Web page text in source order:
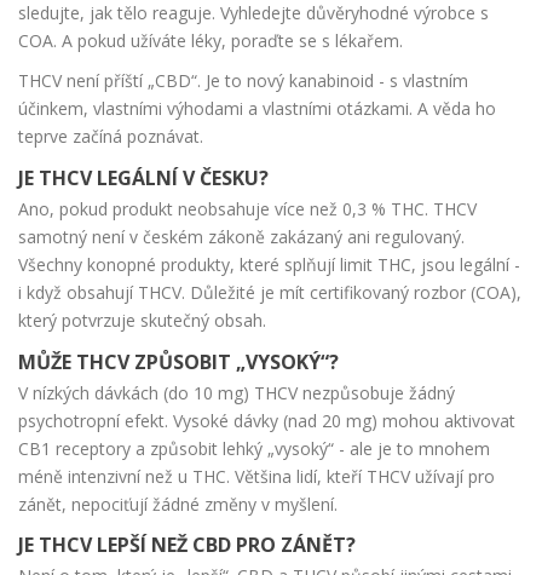
sledujte, jak tělo reaguje. Vyhledejte důvěryhodné výrobce s
COA. A pokud užíváte léky, poraďte se s lékařem.
THCV není příští „CBD“. Je to nový kanabinoid - s vlastním
účinkem, vlastními výhodami a vlastními otázkami. A věda ho
teprve začíná poznávat.
JE THCV LEGÁLNÍ V ČESKU?
Ano, pokud produkt neobsahuje více než 0,3 % THC. THCV
samotný není v českém zákoně zakázaný ani regulovaný.
Všechny konopné produkty, které splňují limit THC, jsou legální -
i když obsahují THCV. Důležité je mít certifikovaný rozbor (COA),
který potvrzuje skutečný obsah.
MŮŽE THCV ZPŮSOBIT „VYSOKÝ“?
V nízkých dávkách (do 10 mg) THCV nezpůsobuje žádný
psychotropní efekt. Vysoké dávky (nad 20 mg) mohou aktivovat
CB1 receptory a způsobit lehký „vysoký“ - ale je to mnohem
méně intenzivní než u THC. Většina lidí, kteří THCV užívají pro
zánět, nepociťují žádné změny v myšlení.
JE THCV LEPŠÍ NEŽ CBD PRO ZÁNĚT?